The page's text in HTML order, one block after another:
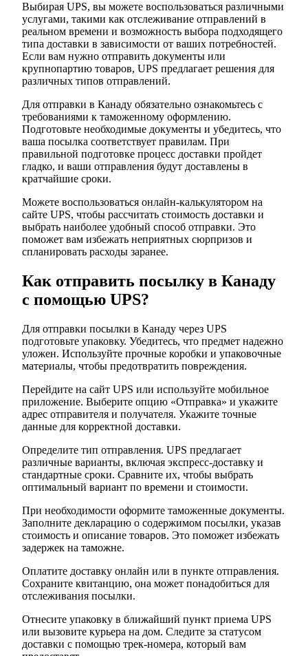
Выбирая UPS, вы можете воспользоваться различными
услугами, такими как отслеживание отправлений в
реальном времени и возможность выбора подходящего
типа доставки в зависимости от ваших потребностей.
Если вам нужно отправить документы или
крупнопартию товаров, UPS предлагает решения для
различных типов отправлений.
Для отправки в Канаду обязательно ознакомьтесь с
требованиями к таможенному оформлению.
Подготовьте необходимые документы и убедитесь, что
ваша посылка соответствует правилам. При
правильной подготовке процесс доставки пройдет
гладко, и ваши отправления будут доставлены в
кратчайшие сроки.
Можете воспользоваться онлайн-калькулятором на
сайте UPS, чтобы рассчитать стоимость доставки и
выбрать наиболее удобный способ отправки. Это
поможет вам избежать неприятных сюрпризов и
спланировать расходы заранее.
Как отправить посылку в Канаду
с помощью UPS?
Для отправки посылки в Канаду через UPS
подготовьте упаковку. Убедитесь, что предмет надежно
уложен. Используйте прочные коробки и упаковочные
материалы, чтобы предотвратить повреждения.
Перейдите на сайт UPS или используйте мобильное
приложение. Выберите опцию «Отправка» и укажите
адрес отправителя и получателя. Укажите точные
данные для корректной доставки.
Определите тип отправления. UPS предлагает
различные варианты, включая экспресс-доставку и
стандартные сроки. Сравните их, чтобы выбрать
оптимальный вариант по времени и стоимости.
При необходимости оформите таможенные документы.
Заполните декларацию о содержимом посылки, указав
стоимость и описание товаров. Это поможет избежать
задержек на таможне.
Оплатите доставку онлайн или в пункте отправления.
Сохраните квитанцию, она может понадобиться для
отслеживания посылки.
Отнесите упаковку в ближайший пункт приема UPS
или вызовите курьера на дом. Следите за статусом
доставки с помощью трек-номера, который вам